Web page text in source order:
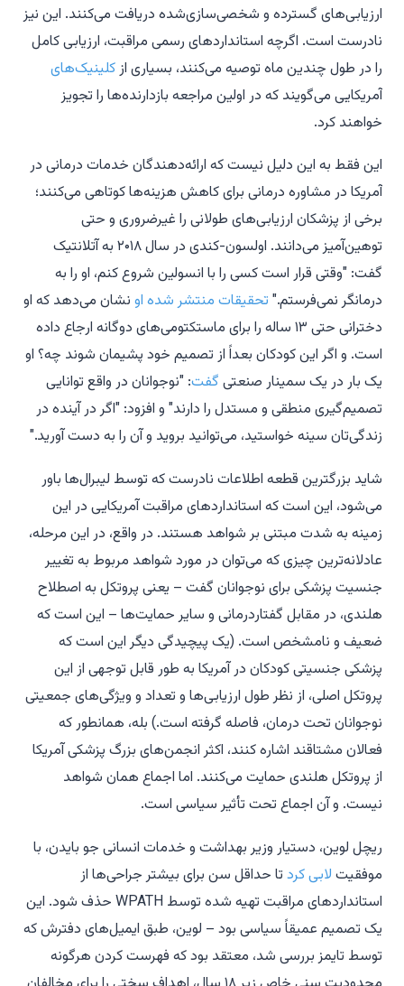
ارزیابی‌های گسترده و شخصی‌سازی‌شده دریافت می‌کنند. این نیز
نادرست است. اگرچه استانداردهای رسمی مراقبت، ارزیابی کامل
را در طول چندین ماه توصیه می‌کنند، بسیاری از کلینیک‌های
آمریکایی می‌گویند که در اولین مراجعه بازدارنده‌ها را تجویز
خواهند کرد.
این فقط به این دلیل نیست که ارائه‌دهندگان خدمات درمانی در
آمریکا در مشاوره درمانی برای کاهش هزینه‌ها کوتاهی می‌کنند؛
برخی از پزشکان ارزیابی‌های طولانی را غیرضروری و حتی
توهین‌آمیز می‌دانند. اولسون-کندی در سال ۲۰۱۸ به
آتلانتیک
گفت: "وقتی قرار است کسی را با انسولین شروع کنم، او را به
درمانگر نمی‌فرستم." تحقیقات منتشر شده او نشان می‌دهد که او
دخترانی حتی ۱۳ ساله را برای ماستکتومی‌های دوگانه ارجاع داده
است. و اگر این کودکان بعداً از تصمیم خود پشیمان شوند چه؟ او
یک بار در یک سمینار صنعتی گفت: "نوجوانان در واقع توانایی
تصمیم‌گیری منطقی و مستدل را دارند" و افزود: "اگر در آینده در
زندگی‌تان سینه خواستید، می‌توانید بروید و آن را به دست آورید."
شاید بزرگترین قطعه اطلاعات نادرست که توسط لیبرال‌ها باور
می‌شود، این است که استانداردهای مراقبت آمریکایی در این
زمینه به شدت مبتنی بر شواهد هستند. در واقع، در این مرحله،
عادلانه‌ترین چیزی که می‌توان در مورد شواهد مربوط به تغییر
جنسیت پزشکی برای نوجوانان گفت – یعنی پروتکل به اصطلاح
هلندی، در مقابل گفتاردرمانی و سایر حمایت‌ها – این است که
ضعیف و نامشخص است. (یک پیچیدگی دیگر این است که
پزشکی جنسیتی کودکان در آمریکا به طور قابل توجهی از این
پروتکل اصلی، از نظر طول ارزیابی‌ها و تعداد و ویژگی‌های جمعیتی
نوجوانان تحت درمان، فاصله گرفته است.) بله، همانطور که
فعالان مشتاقند اشاره کنند، اکثر انجمن‌های بزرگ پزشکی آمریکا
از پروتکل هلندی حمایت می‌کنند. اما اجماع همان شواهد
نیست. و آن اجماع تحت تأثیر سیاسی است.
ریچل لوین، دستیار وزیر بهداشت و خدمات انسانی جو بایدن، با
موفقیت لابی کرد تا حداقل سن برای بیشتر جراحی‌ها از
استانداردهای مراقبت تهیه شده توسط WPATH حذف شود. این
یک تصمیم عمیقاً سیاسی بود – لوین، طبق ایمیل‌های دفترش که
توسط تایمز بررسی شد، معتقد بود که فهرست کردن هرگونه